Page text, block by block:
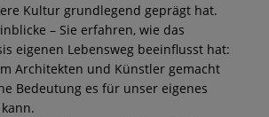
Kultur grundlegend geprägt hat.
– Sie erfahren, wie das
eigenen Lebensweg beeinflusst hat:
Architekten und Künstler gemacht
Bedeutung es für unser eigenes